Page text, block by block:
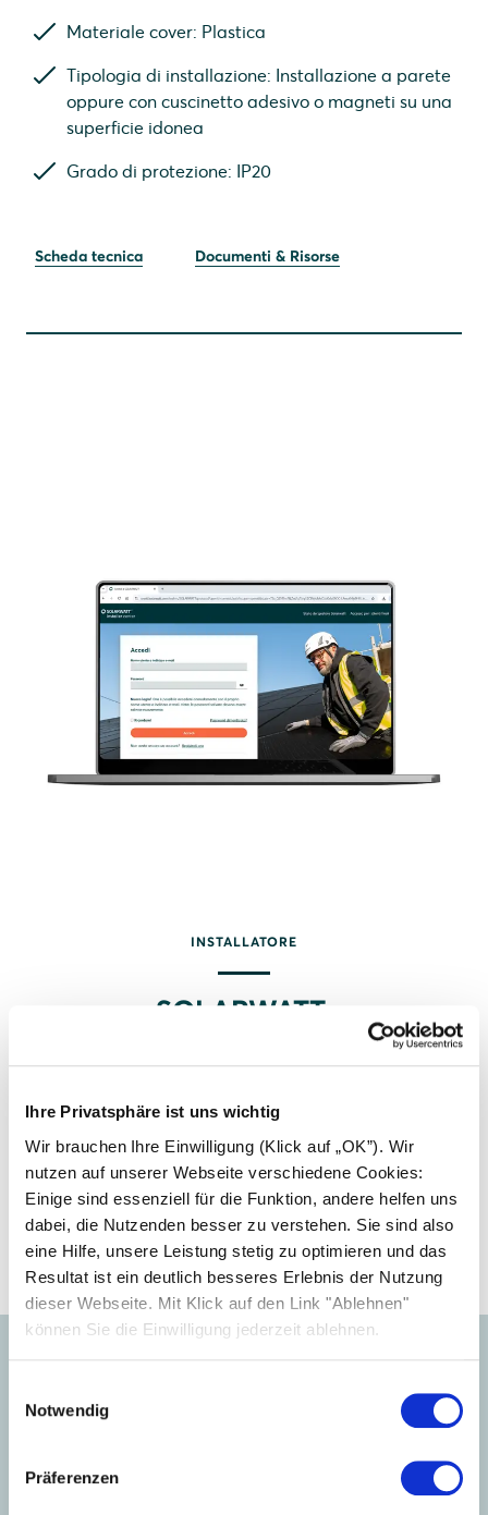
Ihre Privatsphäre ist uns wichtig
Wir brauchen Ihre Einwilligung (Klick auf „OK”). Wir
nutzen auf unserer Webseite verschiedene Cookies:
Einige sind essenziell für die Funktion, andere helfen uns
dabei, die Nutzenden besser zu verstehen. Sie sind also
eine Hilfe, unsere Leistung stetig zu optimieren und das
Resultat ist ein deutlich besseres Erlebnis der Nutzung
dieser Webseite. Mit Klick auf den Link "Ablehnen"
können Sie die Einwilligung jederzeit ablehnen.
Notwendig
Präferenzen
Materiale cover: Plastica
Tipologia di installazione: Installazione a parete
oppure con cuscinetto adesivo o magneti su una
superficie idonea
Grado di protezione: IP20
Scheda tecnica Documenti & Risorse
INSTALLATORE
SOLARWATT
Manager portal per configurare il sistema di
monitoraggio Manager flex.
Accedi